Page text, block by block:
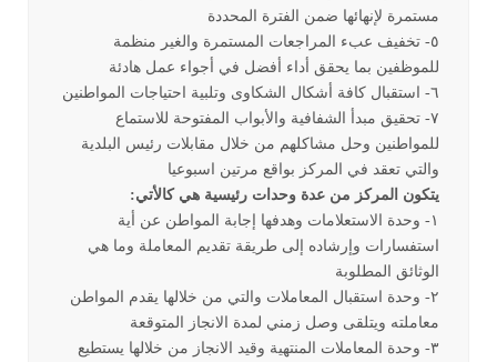
مستمرة لإنهائها ضمن الفترة المحددة
٥- تخفيف عبء المراجعات المستمرة والغير منظمة
للموظفين بما يحقق أداء أفضل في أجواء عمل هادئة
٦- استقبال كافة أشكال الشكاوى وتلبية احتياجات المواطنين
٧- تحقيق مبدأ الشفافية والأبواب المفتوحة للاستماع
للمواطنين وحل مشاكلهم من خلال مقابلات رئيس البلدية
والتي تعقد في المركز بواقع مرتين اسبوعيا
يتكون المركز من عدة وحدات رئيسية هي كالأتي:
١- وحدة الاستعلامات وهدفها إجابة المواطن عن أية
استفسارات وإرشاده إلى طريقة تقديم المعاملة وما هي
الوثائق المطلوبة
٢- وحدة استقبال المعاملات والتي من خلالها يقدم المواطن
معاملته ويتلقى وصل زمني لمدة الانجاز المتوقعة
٣- وحدة المعاملات المنتهية وقيد الانجاز من خلالها يستطيع